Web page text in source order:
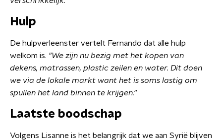
Hulp
De hulpverleenster vertelt Fernando dat alle hulp
welkom is. "We zijn nu bezig met het kopen van
dekens, matrassen, plastic zeilen en water. Dit doen
we via de lokale markt want het is soms lastig om
spullen het land binnen te krijgen."
Laatste boodschap
Volgens Lisanne is het belangrijk dat we aan Syrië blijven